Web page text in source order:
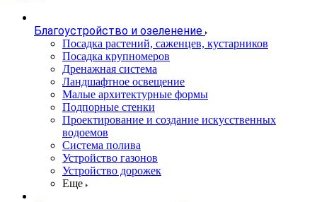
Благоустройство и озеленение
Посадка растений, саженцев, кустарников
Посадка крупномеров
Дренажная система
Ландшафтное освещение
Малые архитектурные формы
Подпорные стенки
Проектирование и создание искусственных
водоемов
Система полива
Устройство газонов
Устройство дорожек
Еще